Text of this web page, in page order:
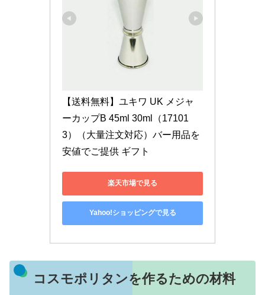
【送料無料】ユキワ UK メジャ
ーカップB 45ml 30ml（17101
3）（大量注文対応）バー用品を
安値でご提供 ギフト
楽天市場で見る
Yahoo!ショッピングで見る
コスモポリタンを作るための材料